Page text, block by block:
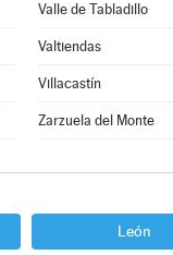
Valle de Tabladillo
Valtiendas
Villacastín
Zarzuela del Monte
León